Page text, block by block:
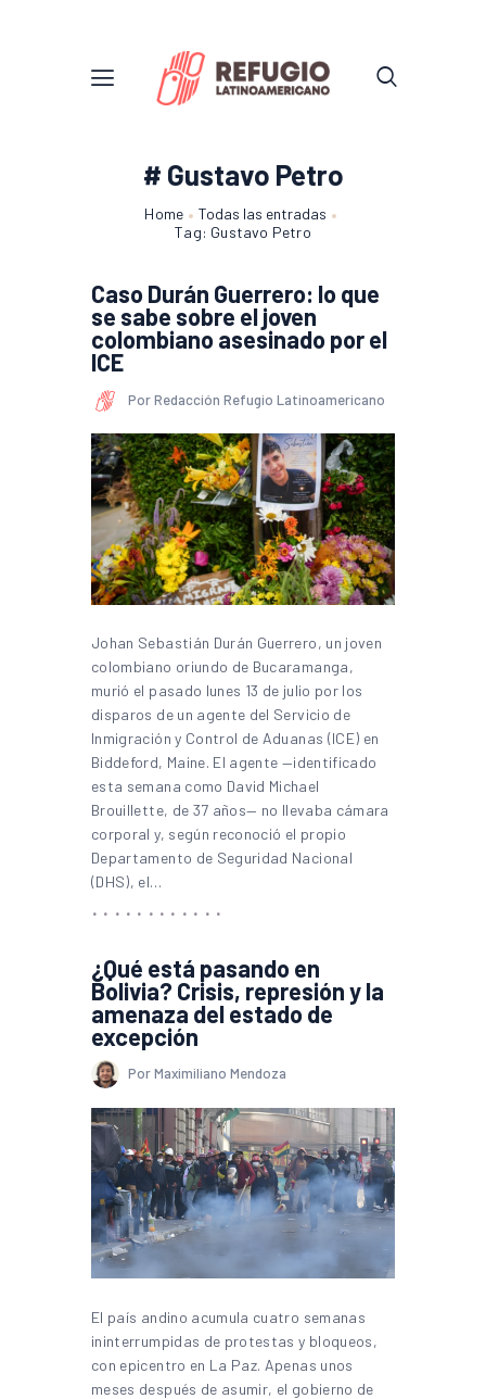
# Gustavo Petro
Home
Todas las entradas
Tag: Gustavo Petro
Caso Durán Guerrero: lo que
se sabe sobre el joven
colombiano asesinado por el
ICE
Por Redacción Refugio Latinoamericano
Johan Sebastián Durán Guerrero, un joven
colombiano oriundo de Bucaramanga,
murió el pasado lunes 13 de julio por los
disparos de un agente del Servicio de
Inmigración y Control de Aduanas (ICE) en
Biddeford, Maine. El agente —identificado
esta semana como David Michael
Brouillette, de 37 años— no llevaba cámara
corporal y, según reconoció el propio
Departamento de Seguridad Nacional
(DHS), el…
¿Qué está pasando en
Bolivia? Crisis, represión y la
amenaza del estado de
excepción
Por Maximiliano Mendoza
El país andino acumula cuatro semanas
ininterrumpidas de protestas y bloqueos,
con epicentro en La Paz. Apenas unos
meses después de asumir, el gobierno de